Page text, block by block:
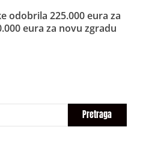
odobrila 225.000 eura za
eura za novu zgradu